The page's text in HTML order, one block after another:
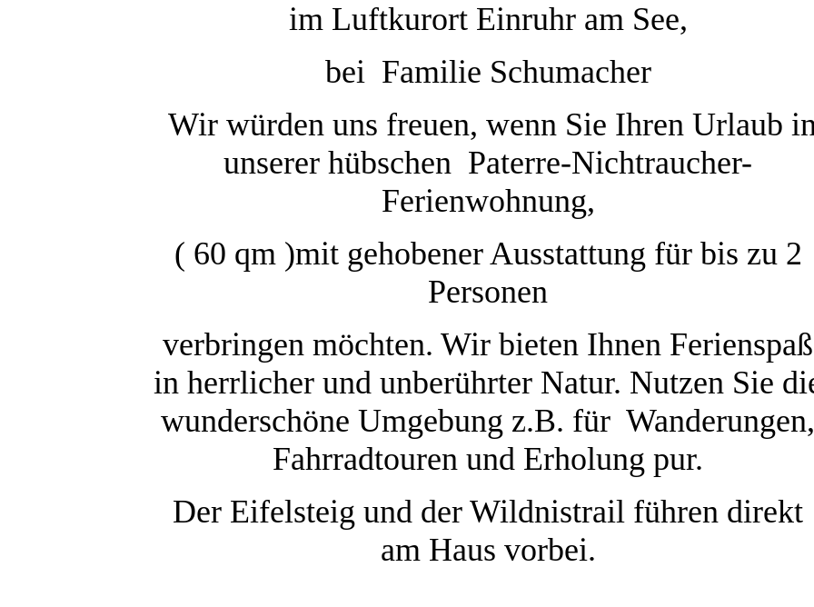
im Luftkurort Einruhr am See,
bei Familie Schumacher
Wir würden uns freuen, wenn Sie Ihren Urlaub
unserer hübschen Paterre-Nichtraucher-
Ferienwohnung,
( 60 qm )mit gehobener Ausstattung für bis zu 2
Personen
verbringen möchten. Wir bieten Ihnen Ferienspaß
in herrlicher und unberührter Natur. Nutzen Sie
wunderschöne Umgebung z.B. für Wanderungen,
Fahrradtouren und Erholung pur.
Der Eifelsteig und der Wildnistrail führen direkt
am Haus vorbei.